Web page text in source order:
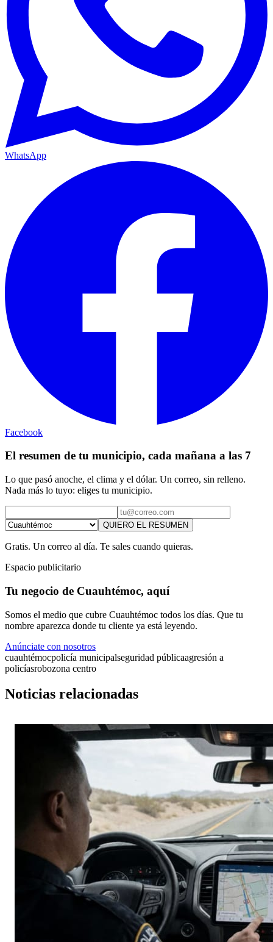
WhatsApp
Facebook
El resumen de tu municipio, cada mañana a las 7
Lo que pasó anoche, el clima y el dólar. Un correo, sin relleno.
Nada más lo tuyo: eliges tu municipio.
QUIERO EL RESUMEN
Gratis. Un correo al día. Te sales cuando quieras.
Espacio publicitario
Tu negocio de Cuauhtémoc, aquí
Somos el medio que cubre Cuauhtémoc todos los días. Que tu
nombre aparezca donde tu cliente ya está leyendo.
Anúnciate con nosotros
cuauhtémocpolicía municipalseguridad públicaagresión a
policíasrobozona centro
Noticias relacionadas